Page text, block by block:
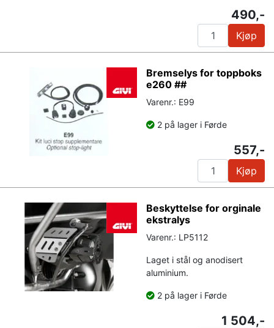
490,-
Kjøp
Bremselys for toppboks
e260 ##
Varenr.: E99
2 på lager i Førde
557,-
Kjøp
Beskyttelse for orginale
ekstralys
Varenr.: LP5112
Laget i stål og anodisert
aluminium.
2 på lager i Førde
1 504,-